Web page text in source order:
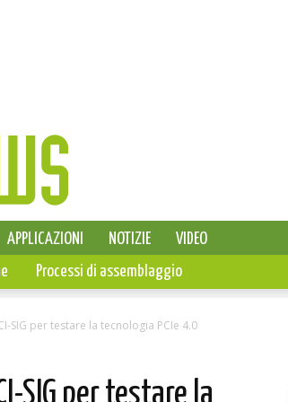
APPLICAZIONI NOTIZIE
VIDEO
Processi di assemblaggio
SIG per testare la tecnologia PCIe 4.0
SIG per testare la